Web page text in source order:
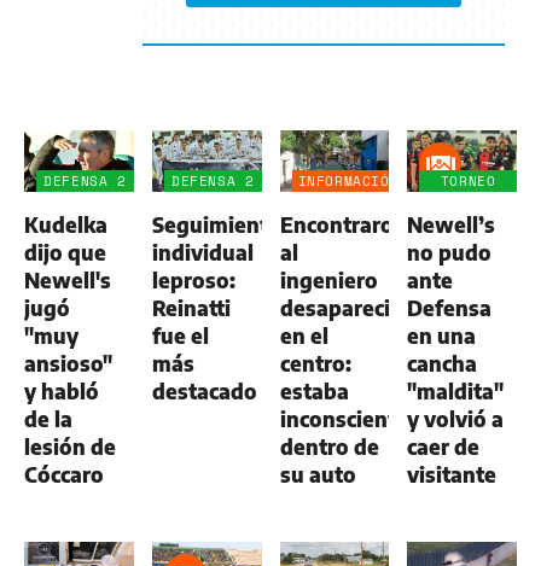
DEFENSA 2
NEWELL'S
1
Kudelka
dijo que
Newell's
jugó
"muy
ansioso"
y habló
de la
lesión de
Cóccaro
DEFENSA 2
NEWELL'S
1
Seguimiento
individual
leproso:
Reinatti
fue el
más
destacado
INFORMACIÓN
Encontraron
al
ingeniero
desaparecido
en el
centro:
estaba
inconsciente
dentro de
su auto
TORNEO
Newell’s
no pudo
ante
Defensa
en una
cancha
"maldita"
y volvió a
caer de
visitante